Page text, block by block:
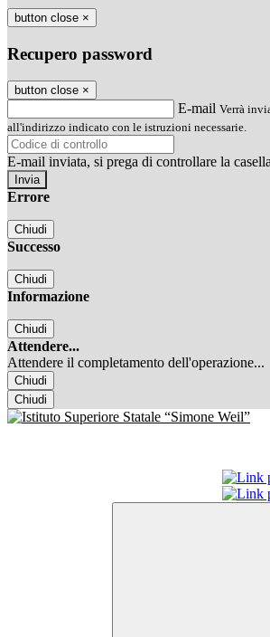
button close ×
Recupero password
button close ×
E-mail Verrà
all'indirizzo indicato con le istruzioni necessarie.
E-mail inviata, si prega di controllare la
Errore
Chiudi
Successo
Chiudi
Informazione
Chiudi
Attendere...
Attendere il completamento dell'operazione...
Chiudi
Chiudi